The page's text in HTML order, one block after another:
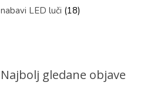
nabavi LED luči (18)
Najbolj gledane objave